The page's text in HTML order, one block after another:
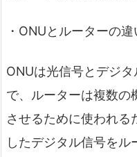
・ONUとルーターの違
ONUは光信号とデジ
で、ルーターは複数の
させるために使われる
したデジタル信号を